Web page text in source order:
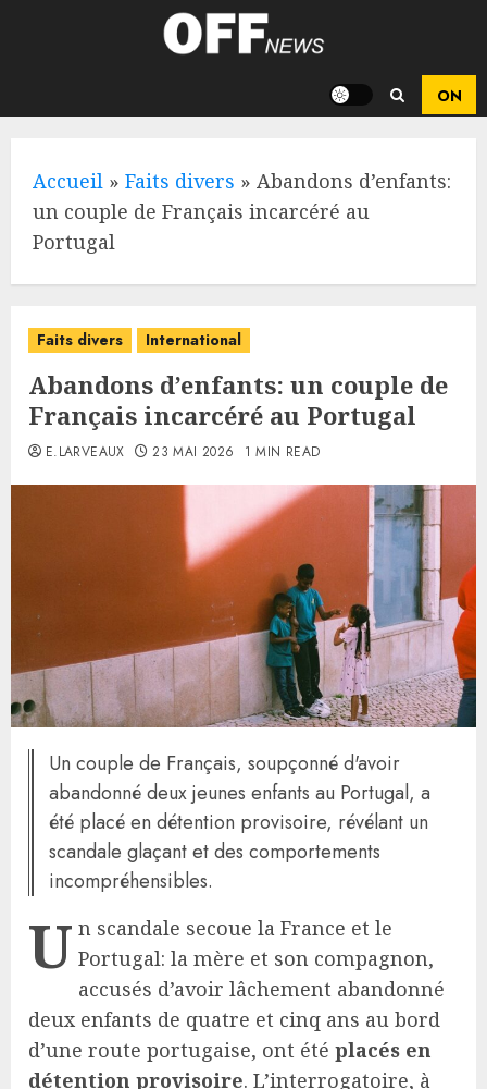
Accueil » Faits divers » Abandons d’enfants:
un couple de Français incarcéré au
Portugal
Faits divers International
Abandons d’enfants: un couple de
Français incarcéré au Portugal
E.LARVEAUX 23 MAI 2026 1 MIN READ
Un couple de Français, soupçonné d'avoir
abandonné deux jeunes enfants au Portugal, a
été placé en détention provisoire, révélant un
scandale glaçant et des comportements
incompréhensibles.
U n scandale secoue la France et le
Portugal: la mère et son compagnon,
accusés d’avoir lâchement abandonné
deux enfants de quatre et cinq ans au bord
d’une route portugaise, ont été placés en
détention provisoire. L’interrogatoire, à